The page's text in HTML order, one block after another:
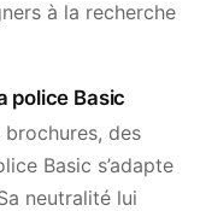
à la recherche
police Basic
des
Basic s’adapte
neutralité lui